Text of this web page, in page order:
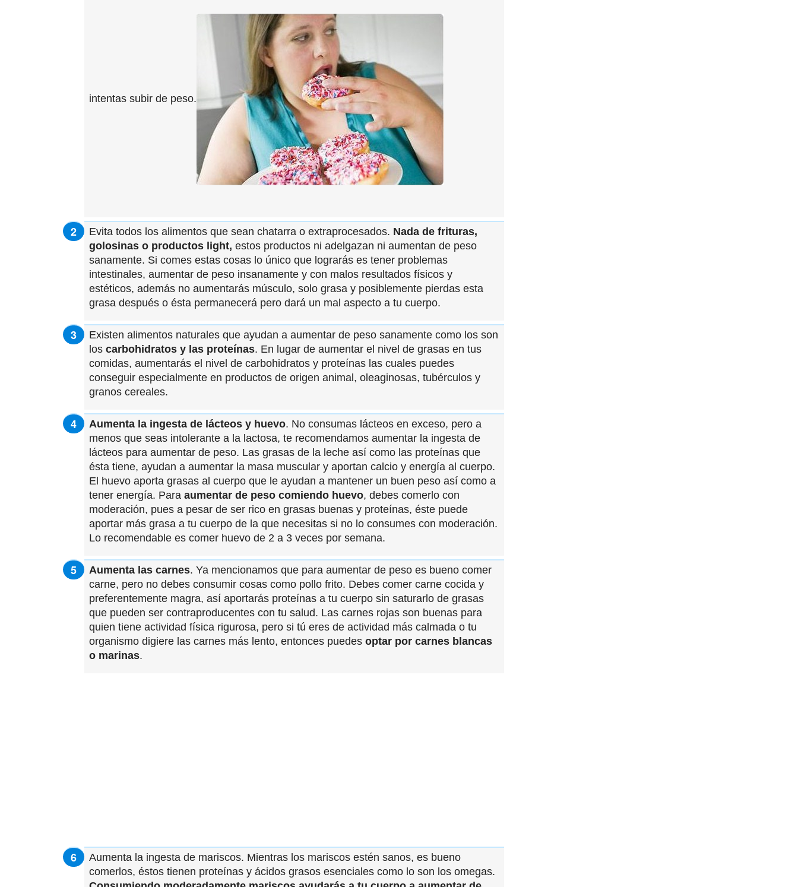
intentas subir de peso.
Evita todos los alimentos que sean chatarra o extraprocesados. Nada de frituras,
golosinas o productos light, estos productos ni adelgazan ni aumentan de peso
sanamente. Si comes estas cosas lo único que lograrás es tener problemas
intestinales, aumentar de peso insanamente y con malos resultados físicos y
estéticos, además no aumentarás músculo, solo grasa y posiblemente pierdas esta
grasa después o ésta permanecerá pero dará un mal aspecto a tu cuerpo.
Existen alimentos naturales que ayudan a aumentar de peso sanamente como los son
los carbohidratos y las proteínas. En lugar de aumentar el nivel de grasas en tus
comidas, aumentarás el nivel de carbohidratos y proteínas las cuales puedes
conseguir especialmente en productos de origen animal, oleaginosas, tubérculos y
granos cereales.
Aumenta la ingesta de lácteos y huevo. No consumas lácteos en exceso, pero a
menos que seas intolerante a la lactosa, te recomendamos aumentar la ingesta de
lácteos para aumentar de peso. Las grasas de la leche así como las proteínas que
ésta tiene, ayudan a aumentar la masa muscular y aportan calcio y energía al cuerpo.
El huevo aporta grasas al cuerpo que le ayudan a mantener un buen peso así como a
tener energía. Para aumentar de peso comiendo huevo, debes comerlo con
moderación, pues a pesar de ser rico en grasas buenas y proteínas, éste puede
aportar más grasa a tu cuerpo de la que necesitas si no lo consumes con moderación.
Lo recomendable es comer huevo de 2 a 3 veces por semana.
Aumenta las carnes. Ya mencionamos que para aumentar de peso es bueno comer
carne, pero no debes consumir cosas como pollo frito. Debes comer carne cocida y
preferentemente magra, así aportarás proteínas a tu cuerpo sin saturarlo de grasas
que pueden ser contraproducentes con tu salud. Las carnes rojas son buenas para
quien tiene actividad física rigurosa, pero si tú eres de actividad más calmada o tu
organismo digiere las carnes más lento, entonces puedes optar por carnes blancas
o marinas.
Aumenta la ingesta de mariscos. Mientras los mariscos estén sanos, es bueno
comerlos, éstos tienen proteínas y ácidos grasos esenciales como lo son los omegas.